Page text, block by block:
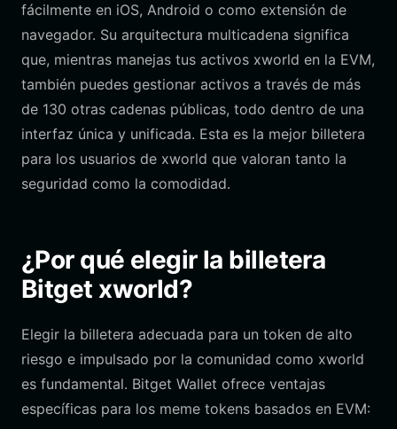
fácilmente en iOS, Android o como extensión de
navegador. Su arquitectura multicadena significa
que, mientras manejas tus activos xworld en la EVM,
también puedes gestionar activos a través de más
de 130 otras cadenas públicas, todo dentro de una
interfaz única y unificada. Esta es la mejor billetera
para los usuarios de xworld que valoran tanto la
seguridad como la comodidad.
¿Por qué elegir la billetera
Bitget xworld?
Elegir la billetera adecuada para un token de alto
riesgo e impulsado por la comunidad como xworld
es fundamental. Bitget Wallet ofrece ventajas
específicas para los meme tokens basados en EVM: